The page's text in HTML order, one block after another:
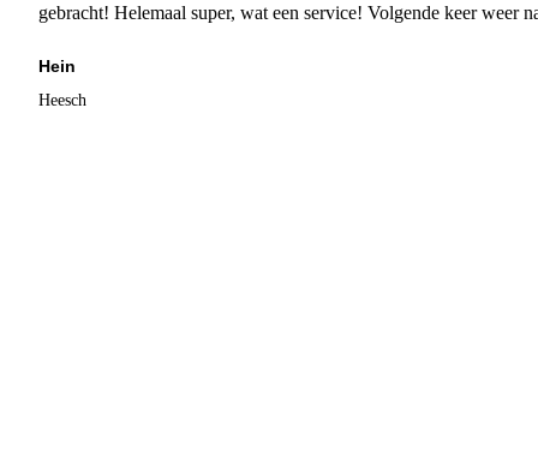
gebracht! Helemaal super, wat een service! Volgende keer weer
Hein
Heesch